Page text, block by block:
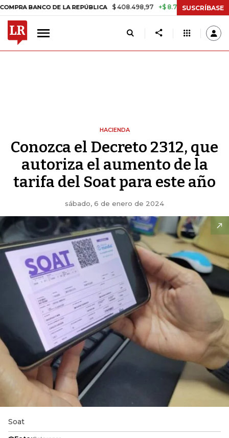
DE LA REPÚBLICA $ 408.498,97 +$ 8.753,81 +2,19% TASA DE
SUSCRÍBASE
HACIENDA
Conozca el Decreto 2312, que
autoriza el aumento de la
tarifa del Soat para este año
sábado, 6 de enero de 2024
Soat